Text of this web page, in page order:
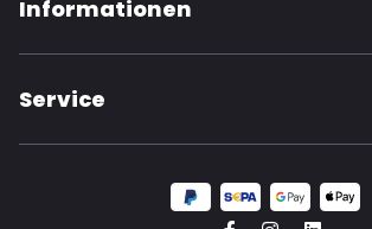
Informationen
Service